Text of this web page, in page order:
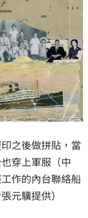
之後做拼貼，當
穿上軍服（中
作的內台聯絡船
元驥提供）